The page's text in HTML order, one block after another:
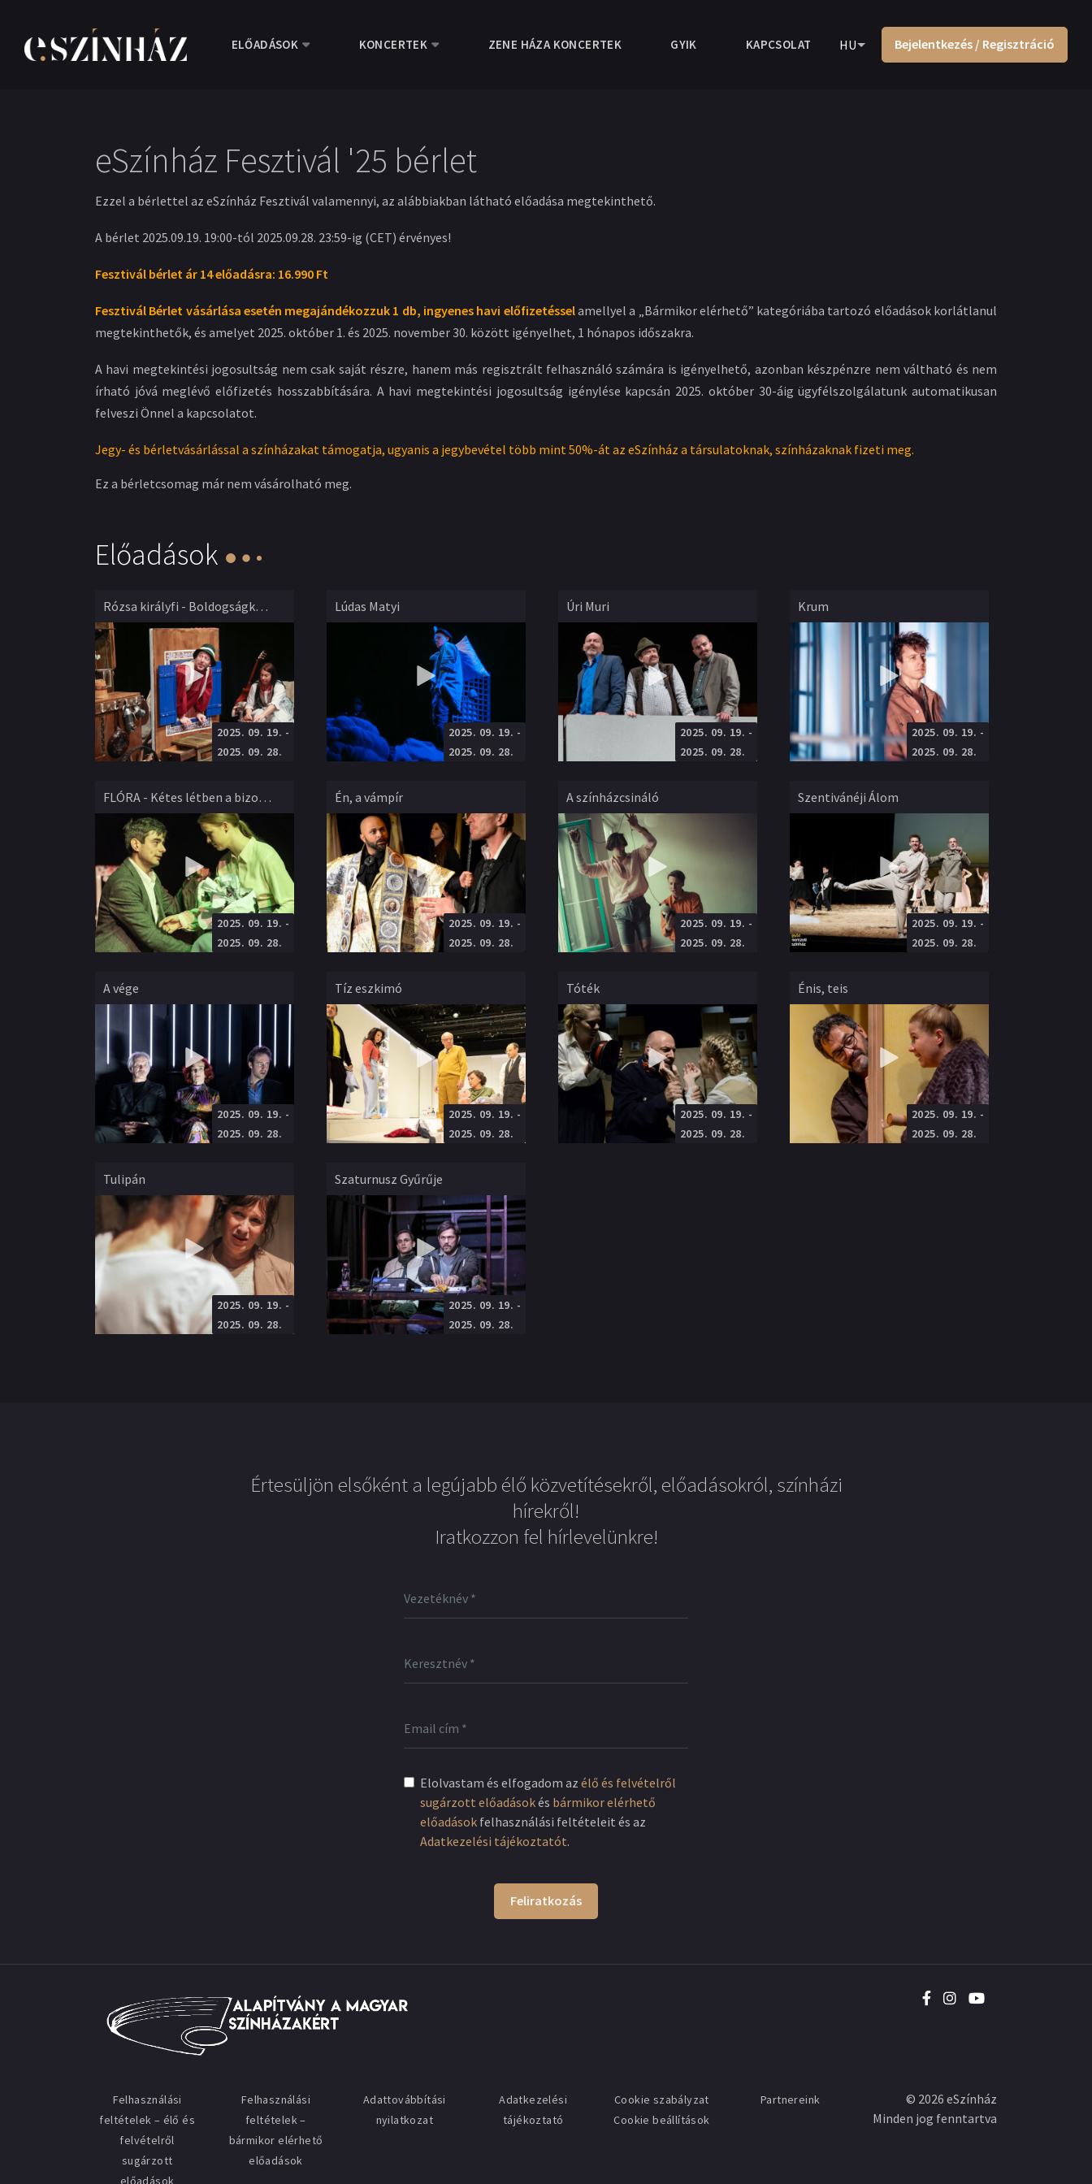
ELŐADÁSOK KONCERTEK ZENE HÁZA KONCERTEK GYIK KAPCSOLAT HU Bejelentkezés / Regisztráció
eSzínház Fesztivál '25 bérlet
Ezzel a bérlettel az eSzínház Fesztivál valamennyi, az alábbiakban látható előadása megtekinthető.
A bérlet 2025.09.19. 19:00-tól 2025.09.28. 23:59-ig (CET) érvényes!
Fesztivál bérlet ár 14 előadásra: 16.990 Ft
Fesztivál Bérlet vásárlása esetén megajándékozzuk 1 db, ingyenes havi előfizetésselamellyel a „Bármikor elérhető” kategóriába tartozó előadások korlátlanul
megtekinthetők, és amelyet 2025. október 1. és 2025. november 30. között igényelhet, 1 hónapos időszakra.
A havi megtekintési jogosultság nem csak saját részre, hanem más regisztrált felhasználó számára is igényelhető, azonban készpénzre nem váltható és nem
írható jóvá meglévő előfizetés hosszabbítására. A havi megtekintési jogosultság igénylése kapcsán 2025. október 30-áig ügyfélszolgálatunk automatikusan
felveszi Önnel a kapcsolatot.
Jegy- és bérletvásárlással a színházakat támogatja, ugyanis a jegybevétel több mint 50%-át az eSzínház a társulatoknak, színházaknak fizeti meg.
Ez a bérletcsomag már nem vásárolható meg.
Előadások
Rózsa királyfi - Boldogságkeresők
2025. 09. 19. -
2025. 09. 28.
Ifjúsági
Soltis Lajos Színház
Rendező :Ecsedi Csenge Berta
Lúdas Matyi
2025. 09. 19. -
2025. 09. 28.
Ifjúsági
Ciróka Bábszínház
Rendező:Vidovszky György
Úri Muri
2025. 09. 19. -
2025. 09. 28.
Krum
2025. 09. 19. -
2025. 09. 28.
Próza
Vígszínház
Rendező:Valló Péter
FLÓRA - Kétes létben a bizonyosság
2025. 09. 19. -
2025. 09. 28.
Ifjúsági
Weöres Sándor Színház
Rendező:Sipos László Márk
Én, a vámpír
2025. 09. 19. -
2025. 09. 28.
Ifjúsági
Mesebolt Bábszínház – Kőszegi Várszínház
Rendező:Fábián Péter
A színházcsináló
2025. 09. 19. -
2025. 09. 28.
Próza
KVTársulat
Rendező
Urbanovits Krisztina
Szentivánéji Álom
2025. 09. 19. -
2025. 09. 28.
Próza
Győri Nemzeti Színház
Rendező:Ilja Bocsarnikovsz
A vége
2025. 09. 19. -
2025. 09. 28.
Próza
Radnóti Miklós Színház
Rendező:Nagy Péter István
Tíz eszkimó
2025. 09. 19. -
2025. 09. 28.
Próza
Katona József Színház
Máté Gábor
Tóték
2025. 09. 19. -
2025. 09. 28.
Ciróka Bábszínház
Szikszai Rémusz
Énis, teis
2025. 09. 19. -
2025. 09. 28.
Weöres Sándor Színház
Göttinger Pál
Tulipán
2025. 09. 19. -
2025. 09. 28.
KVTársulat
Csábi Anna
Szaturnusz Gyűrűje
2025. 09. 19. -
2025. 09. 28.
Örkény István Színház
Rendező:Kárpáti Péter
Értesüljön elsőként a legújabb élő közvetítésekről, előadásokról, színházi
hírekről!
Iratkozzon fel hírlevelünkre!
Elolvastam és elfogadom az élő és felvételről
sugárzott előadásokés bármikor elérhető
előadások felhasználási feltételeit és az
Adatkezelési tájékoztatót.
Feliratkozás
Felhasználási
feltételek – élő és
felvételről
sugárzott
előadások
Felhasználási
feltételek –
bármikor elérhető
előadások
Adattovábbítási
nyilatkozat
Adatkezelési
tájékoztató
Cookie szabályzat
Cookie beállítások
Partnereink © 2026 eSzínház
Minden jog fenntartva